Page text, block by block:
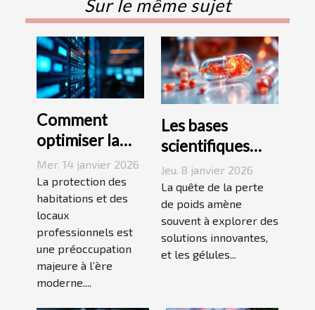
Sur le même sujet
Comment
optimiser la
sécurité avec
des systèmes
d'alarme
modernes ?
Mer. 14 janvier 2026
La protection des
habitations et des
locaux
professionnels est
une préoccupation
majeure à l’ère
moderne....
Les bases
scientifiques
derrière les
gélules
thermogéniques
pour perdre du
poids
Jeu. 8 janvier 2026
La quête de la perte
de poids amène
souvent à explorer des
solutions innovantes,
et les gélules...